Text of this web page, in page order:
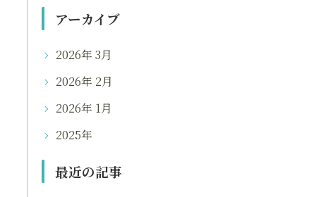
アーカイブ
2026年 3月
2026年 2月
2026年 1月
2025年
最近の記事